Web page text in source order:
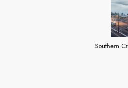
Southern